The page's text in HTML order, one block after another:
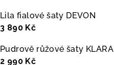
Lila fialové šaty DEVON
3 890 Kč
Pudrově růžové šaty KLARA
2 990 Kč